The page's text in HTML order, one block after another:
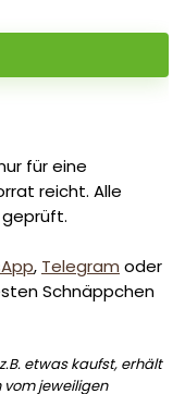
für eine
reicht. Alle
, Telegram oder
Schnäppchen
etwas kaufst, erhält
vom jeweiligen